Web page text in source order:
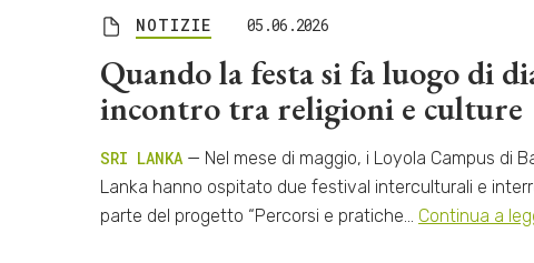
NOTIZIE 05.06.2026
Quando la festa si fa luogo di
incontro tra religioni e culture
SRI LANKA — Nel mese di maggio, i Loyola Campus di
Lanka hanno ospitato due festival interculturali e
parte del progetto “Percorsi e pratiche… Continua a